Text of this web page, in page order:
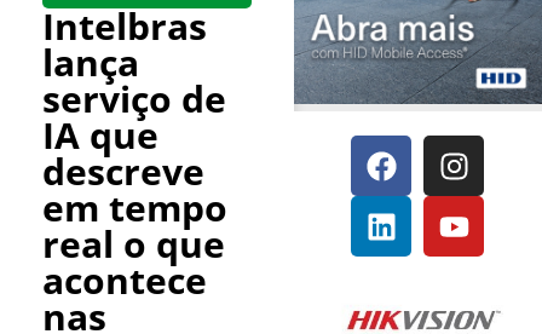
Intelbras
lança
serviço de
IA que
descreve
em tempo
real o que
acontece
nas